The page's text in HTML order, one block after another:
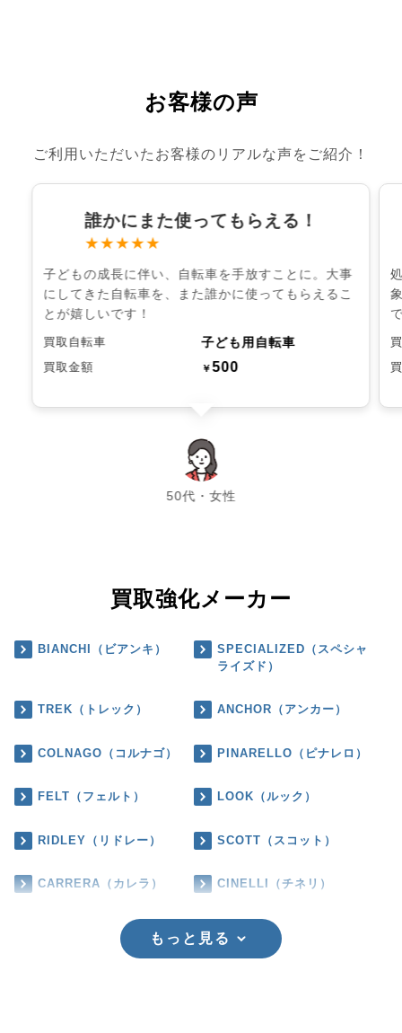
お客様の声
ご利用いただいたお客様のリアルな声をご紹介！
誰かにまた使ってもらえる！
★★★★★
子どもの成長に伴い、自転車を手放すことに。大事
にしてきた自転車を、また誰かに使ってもらえるこ
とが嬉しいです！
買取自転車 子ども用自転車
買取金額 ￥500
50代・女性
chevron_left chevron_right
買取強化メーカー
BIANCHI（ビアンキ）
SPECIALIZED（スペシャ
ライズド）
TREK（トレック） ANCHOR（アンカー）
COLNAGO（コルナゴ） PINARELLO（ピナレロ）
FELT（フェルト） LOOK（ルック）
RIDLEY（リドレー） SCOTT（スコット）
CARRERA（カレラ） CINELLI（チネリ）
もっと見る